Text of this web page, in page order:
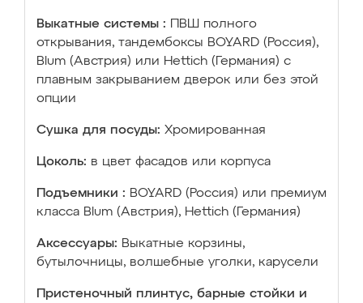
Выкатные системы :
ПВШ полного
открывания, тандембоксы BOYARD (Россия),
Blum (Австрия) или Hettich (Германия) с
плавным закрыванием дверок или без этой
опции
Сушка для посуды: Хромированная
Цоколь: в цвет фасадов или корпуса
Подъемники : BOYARD (Россия) или премиум
класса Blum (Австрия), Hettich (Германия)
Аксессуары: Выкатные корзины,
бутылочницы, волшебные уголки, карусели
Пристеночный плинтус, барные стойки и